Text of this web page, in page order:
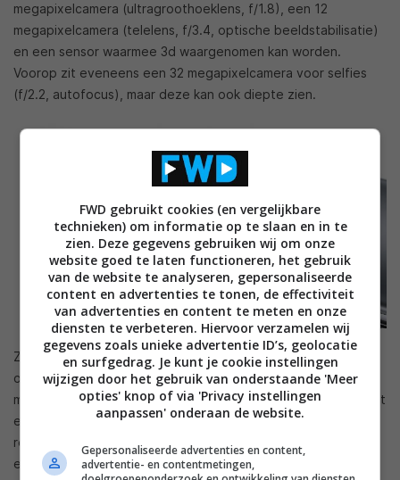
megapixelcamera (ultragroothoeklens, f/1.8), een 12
megapixelcamera (telelens, f/3.4, optische beeldstabilisatie)
en een sensor waarmee 3d waargenomen kan worden.
Voorop zit eveneens een 32 megapixelcamera voor selfies
(f/2.2, autofocus), maar deze kan ook diepte zien.
Zowel de Huawei P40 als P40 Pro beschikt over een groot
oled-scherm. Die van de P40 is 6,1 inch groot en heeft een
maximale resolutie van 2340 bij 1080 pixels. De P40 Pro heeft
er eentje van 6,58 inch, die beschikt over een maximale
resolutie van 2640 bij 1200 pixels. Verder heeft dit scherm
een verversingssnelheid van 90 Hz. Beide apparaten draaien
FWD gebruikt cookies (en vergelijkbare
technieken) om informatie op te slaan en in te
zien. Deze gegevens gebruiken wij om onze
website goed te laten functioneren, het gebruik
van de website te analyseren, gepersonaliseerde
content en advertenties te tonen, de effectiviteit
van advertenties en content te meten en onze
diensten te verbeteren. Hiervoor verzamelen wij
gegevens zoals unieke advertentie ID’s, geolocatie
en surfgedrag. Je kunt je cookie instellingen
wijzigen door het gebruik van onderstaande 'Meer
opties' knop of via 'Privacy instellingen
aanpassen' onderaan de website.
Gepersonaliseerde advertenties en content,
advertentie- en contentmetingen,